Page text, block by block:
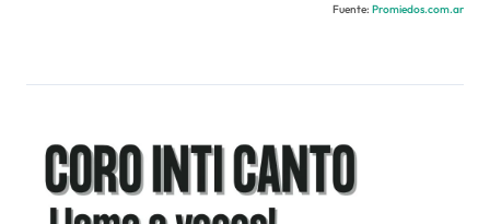
Fuente: Promiedos.com.ar